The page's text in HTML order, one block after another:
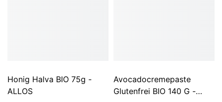
Honig Halva BIO 75g -
ALLOS
Avocadocremepaste
Glutenfrei BIO 140 G -